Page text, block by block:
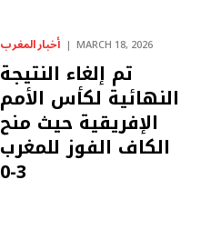
أخبار المغرب MARCH 18, 2026
تم إلغاء النتيجة
النهائية لكأس الأمم
الإفريقية حيث منح
الكاف الفوز للمغرب
3-0